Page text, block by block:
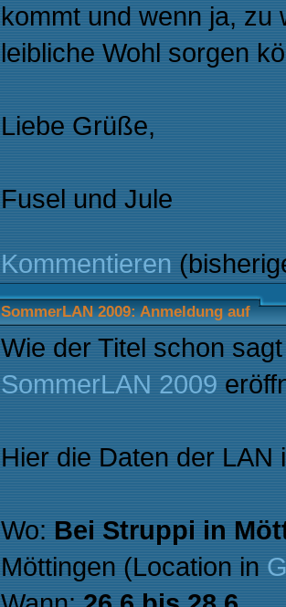
kommt und wenn ja, zu
leibliche Wohl sorgen
Liebe Grüße,
Fusel und Jule
Kommentieren
SommerLAN 2009: Anmeldung auf
Wie der Titel schon
SommerLAN 2009
Hier die Daten der LAN
Wo: Bei Struppi in
Möttingen (Location in